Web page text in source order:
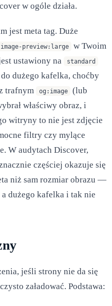
w ogóle działa.
jest meta tag. Duże
image-preview:large
w Twoim
ustawiony na
standard
dużego kafelka, choćby
trafnym
og:image
(lub
właściwy obraz, i
witryny to nie jest zdjęcie
filtry czy mylące
W audytach Discover,
częściej okazuje się
niż sam rozmiar obrazu —
dużego kafelka i tak nie
jeśli strony nie da się
załadować. Podstawa: